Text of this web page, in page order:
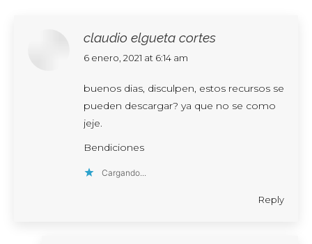
claudio elgueta cortes
says:
6 enero, 2021 at 6:14 am
buenos dias, disculpen, estos recursos se
pueden descargar? ya que no se como
jeje.
Bendiciones
Cargando...
Reply